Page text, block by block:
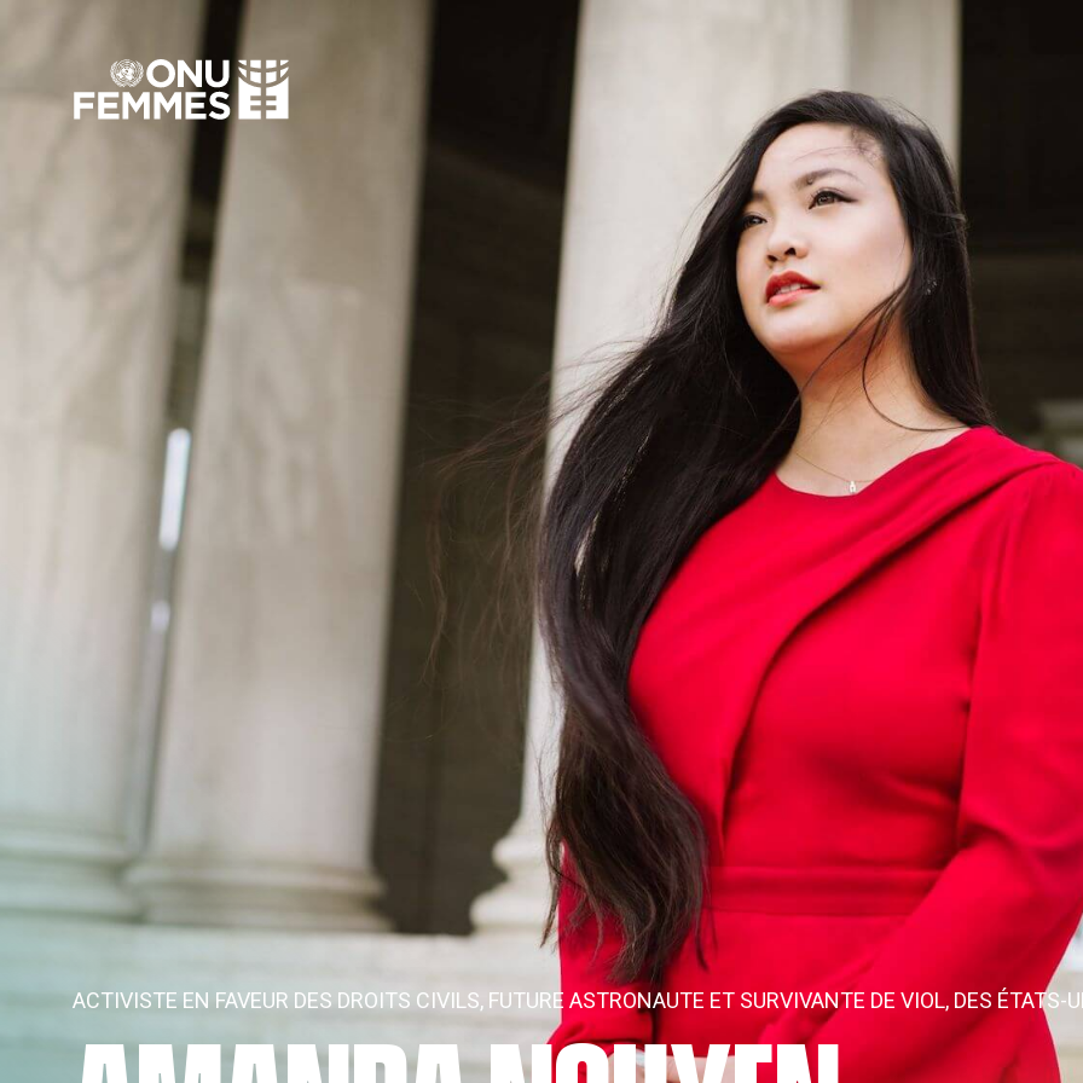
ACTIVISTE EN FAVEUR DES DROITS CIVILS, FUTURE ASTRONAUTE ET SURVIVANTE DE VIOL, DES ÉTATS-